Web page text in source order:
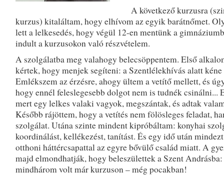
A következő kurzusra
kurzus) kitaláltam, hogy elhívom az egyik barátnőmet.
lett a lelkesedés, hogy végül 12-en mentünk a
indult a kurzusokon való részvételem.
A szolgálatba meg valahogy belecsöppentem. Első
kértek, hogy menjek segíteni: a Szentlélekhívás alatt
Emlékszem az érzésre, ahogy ültem a vetítő mellett, és
hogy ennél feleslegesebb dolgot nem is tudnék csinálni...
mert egy lelkes valaki vagyok, megszántak, és adtak
Később rájöttem, hogy a vetítés nem fölösleges feladat,
szolgálat. Utána szinte mindent kipróbáltam: konyhai
koordinálást, kellékezést, tanítást. És egy idő után
otthoni háttércsapattal az egyre bővülő család miatt. A
majd elmondhatják, hogy beleszülettek a Szent Andrásba:
mindhárom volt már kurzuson – még pocakban!